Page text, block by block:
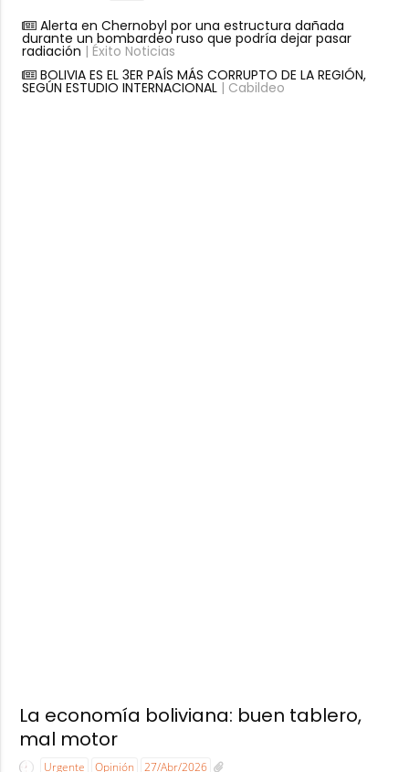
Alerta en Chernobyl por una estructura dañada
durante un bombardeo ruso que podría dejar pasar
radiación | Éxito Noticias
BOLIVIA ES EL 3ER PAÍS MÁS CORRUPTO DE LA REGIÓN,
SEGÚN ESTUDIO INTERNACIONAL| Cabildeo
La economía boliviana: buen tablero,
mal motor
Urgente Opinión 27/Abr/2026